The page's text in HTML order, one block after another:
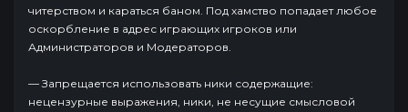
читерством и караться баном. Под хамство попадает любое
оскорбление в адрес играющих игроков или
Администраторов и Модераторов.
— Запрещается использовать ники содержащие:
нецензурные выражения, ники, не несущие смысловой